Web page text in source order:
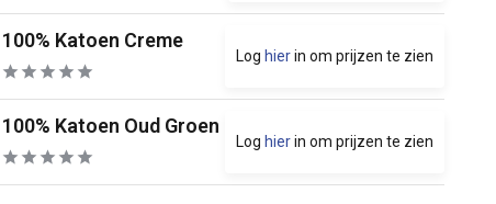
100% Katoen Creme
Log hierin om prijzen te zien
100% Katoen Oud Groen
Log hierin om prijzen te zien